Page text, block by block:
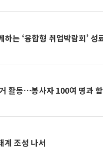
는 ‘융합형 취업박람회’ 성
활동⋯봉사자 100여 명과
계 조성 나서